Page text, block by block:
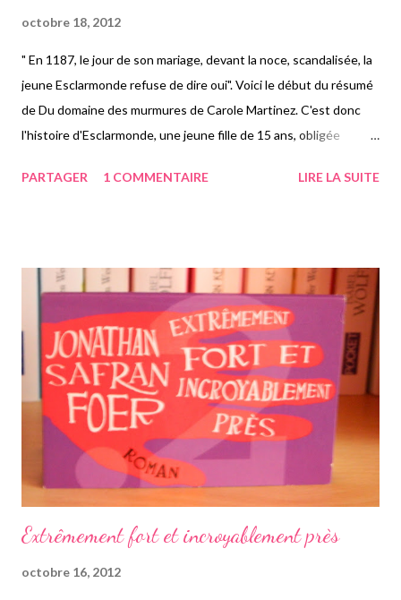
octobre 18, 2012
" En 1187, le jour de son mariage, devant la noce, scandalisée, la
jeune Esclarmonde refuse de dire oui". Voici le début du résumé
de Du domaine des murmures de Carole Martinez. C'est donc
l'histoire d'Esclarmonde, une jeune fille de 15 ans, obligée
prise au sérieux par ses proches, parce que l'on est en 1887, des
qu'elle déteste. Le jour de ses noces, elle ose contrer le pouvoir
paternel et social et se tranche l'oreille en guise de
revendication. Elle se doute bien que son geste va engendrer
tout un tas de choses... Mais peut être pas ce à quoi elle
s'attend. En effet, elle est condamnée à être enterrée vivante,
emmurée jusqu'à la fin de ses jours dans ...
PARTAGER 1 COMMENTAIRE LIRE LA SUITE
Extrêmement fort et incroyablement près
octobre 16, 2012